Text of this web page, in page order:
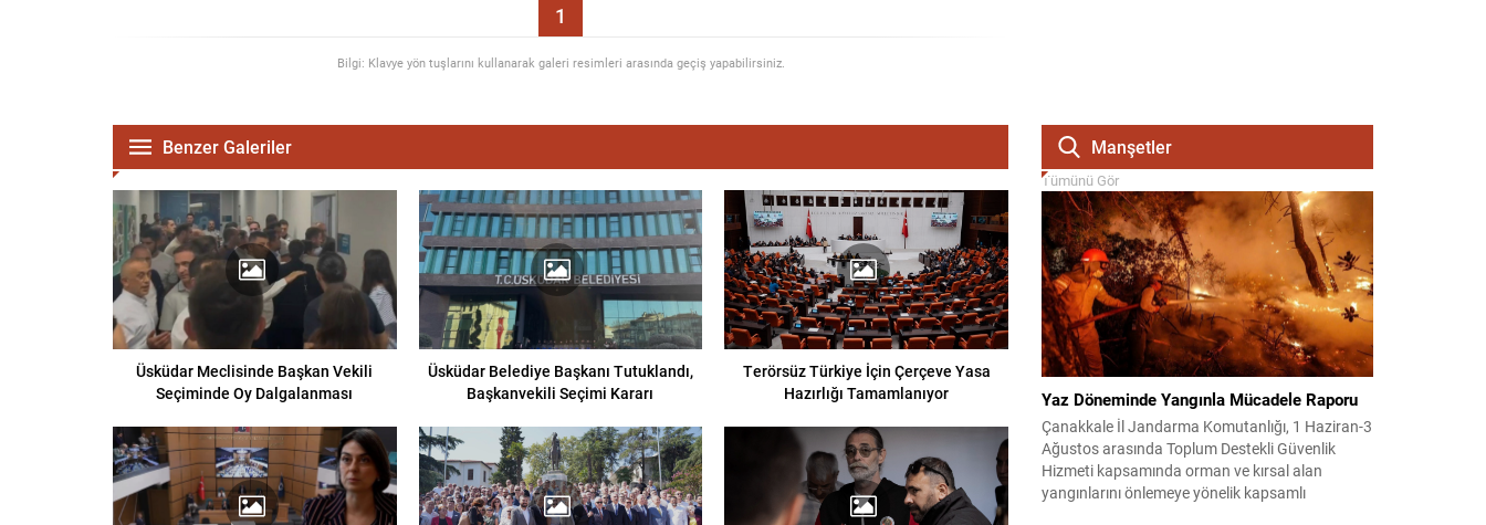
1
Bilgi: Klavye yön tuşlarını kullanarak galeri resimleri arasında geçiş yapabilirsiniz.
Benzer Galeriler
Üsküdar Meclisinde Başkan Vekili
Seçiminde Oy Dalgalanması
Üsküdar Belediye Başkanı Tutuklandı,
Başkanvekili Seçimi Kararı
Terörsüz Türkiye İçin Çerçeve Yasa
Hazırlığı Tamamlanıyor
Manşetler
Tümünü Gör
Yaz Döneminde Yangınla Mücadele Raporu
Çanakkale İl Jandarma Komutanlığı, 1 Haziran-3
Ağustos arasında Toplum Destekli Güvenlik
Hizmeti kapsamında orman ve kırsal alan
yangınlarını önlemeye yönelik kapsamlı